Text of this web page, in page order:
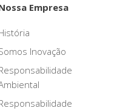
Empresa
Inovação